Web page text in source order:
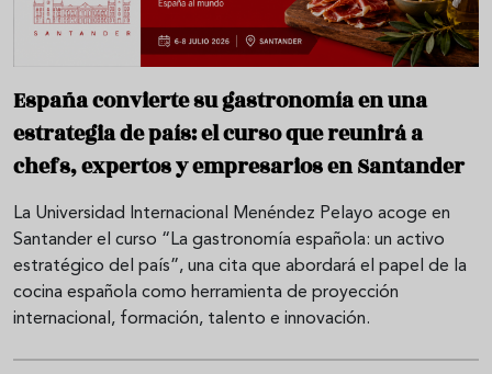
España convierte su gastronomía en una
estrategia de país: el curso que reunirá a
chefs, expertos y empresarios en Santander
La Universidad Internacional Menéndez Pelayo acoge en
Santander el curso “La gastronomía española: un activo
estratégico del país”, una cita que abordará el papel de la
cocina española como herramienta de proyección
internacional, formación, talento e innovación.